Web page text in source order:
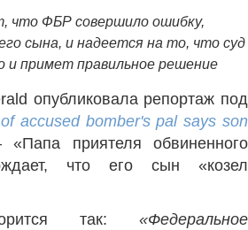
что ФБР совершило ошибку,
сына, и надеется на то, что суд
и примет правильное решение
опубликовала репортаж под
accused bomber's pal says son
приятеля обвиненного
что его сын «козел
так: «Федеральное